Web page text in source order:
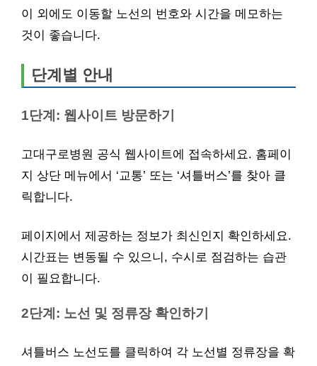
이 외에도 이동할 노선의 번호와 시간을 메모하는
것이 좋습니다.
단계별 안내
1단계: 웹사이트 방문하기
고대구로병원 공식 웹사이트에 접속하세요. 홈페이
지 상단 메뉴에서 ‘교통’ 또는 ‘셔틀버스’를 찾아 클
릭합니다.
페이지에서 제공하는 정보가 최신인지 확인하세요.
시간표는 변동될 수 있으니, 수시로 점검하는 습관
이 필요합니다.
2단계: 노선 및 정류장 확인하기
셔틀버스 노선도를 클릭하여 각 노선별 정류장을 확